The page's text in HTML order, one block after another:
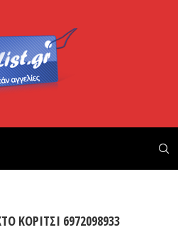
ΚΟΡΙΤΣΙ 6972098933